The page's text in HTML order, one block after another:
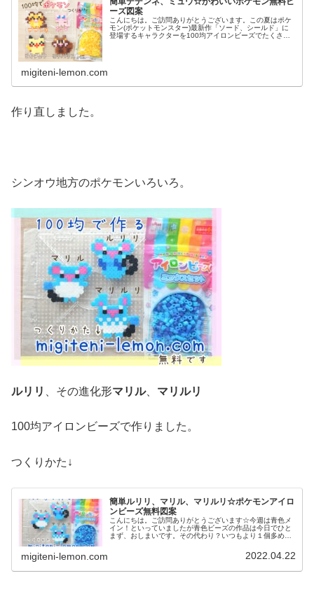
ーズ図案
こんにちは。ご訪問ありがとうございます。この夏はポケ
モン(ポケットモンスター)最新作「ソード、シールド」に
登場するキャラクターを100均アイロンビーズでたくさん
migiteni-lemon.com
作り直しました。
シンオウ地方のポケモンいろいろ。
ルリリ 、その進化形マリル、 マリルリ
100均アイロンビーズで作りました。
つくりかた↓
簡単ルリリ、マリル、マリルリ☆ポケモンアイロ
ンビーズ無料図案
こんにちは。ご訪問ありがとうございます☆今週は青色メ
イン！といっていましたが青色ビーズの作品は今日でひと
まず、おしまいです。その代わり？いつもより１個多めに
migiteni-lemon.com 2022.04.22